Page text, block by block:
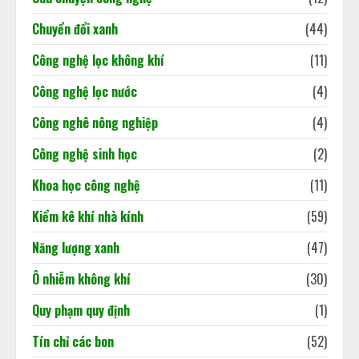
180/2026/NĐ-CP.
3
Khi dấu chân carbon quyết định
doanh nghiệp đi hay ở lại thị trường
4
Báo cáo cập nhật tình hình kinh tế
Việt Nam
Chuyển đổi xanh
(44)
Công nghệ lọc không khí
(11)
Công nghệ lọc nước
(4)
Công nghê nông nghiệp
(4)
Công nghệ sinh học
(2)
Khoa học công nghệ
(11)
Kiểm kê khí nhà kính
(59)
Năng lượng xanh
(47)
Ô nhiễm không khí
(30)
Quy phạm quy định
(1)
Tín chỉ các bon
(52)